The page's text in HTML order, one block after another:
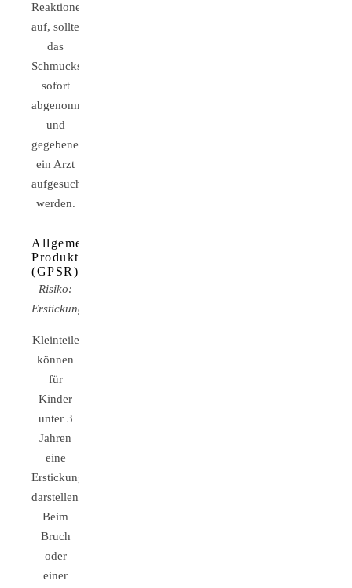
Reaktionen
auf, sollte
das
Schmuckstück
sofort
abgenommen
und
gegebenenfalls
ein Arzt
aufgesucht
werden.
Allgemeine
Produktsicherheitsverordnung
(GPSR)
Risiko:
Erstickungsgefahr
Kleinteile
können
für
Kinder
unter 3
Jahren
eine
Erstickungsgefahr
darstellen.
Beim
Bruch
oder
einer